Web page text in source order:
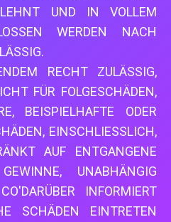
UND IN VOLLEM
WERDEN NACH
RECHT ZULÄSSIG,
FÜR FOLGESCHÄDEN,
BEISPIELHAFTE ODER
EINSCHLIESSLICH,
AUF ENTGANGENE
UNABHÄNGIG
INFORMIERT
SCHÄDEN EINTRETEN